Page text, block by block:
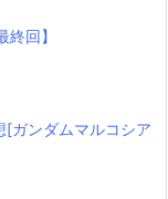
回】
[ガンダムマルコシア